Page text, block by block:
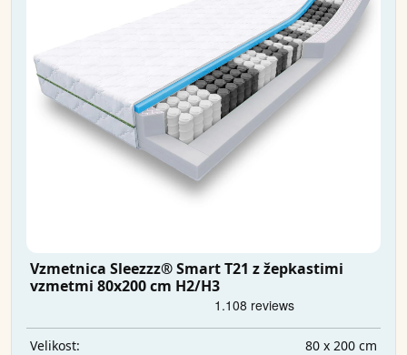
Vzmetnica Sleezzz® Smart T21 z žepkastimi
vzmetmi 80x200 cm H2/H3
Velikost:
80 x 200 cm